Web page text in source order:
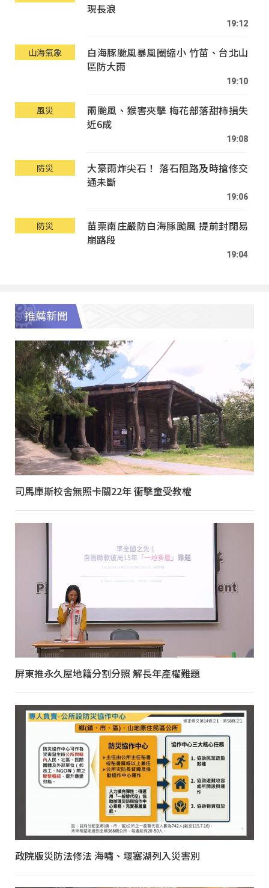
現長浪
19:12
山海氣象
白海豚颱風暴風圈縮小 竹苗、台北山
區防大雨
19:10
風災
兩颱風、猴害夾擊 梅花部落甜柿損失
近6成
19:08
防災
大豪雨炸尖石！ 落石阻路及時搶修交
通未斷
19:06
防災
苗栗南庄嚴防白海豚颱風 提前封閉易
崩路段
19:04
推薦新聞
司馬庫斯校舍無照卡關22年 衝擊童受教權
屏東推永久屋地籍分割分照 解長年產權難題
政院版災防法修法 海嘯、堰塞湖列入災害別